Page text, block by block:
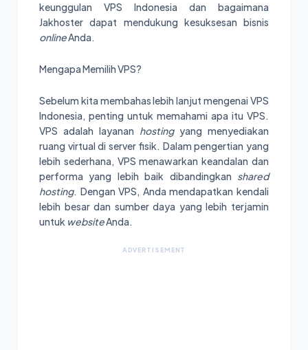
keunggulan VPS Indonesia dan bagaimana
Jakhoster dapat mendukung kesuksesan bisnis
onlineAnda.
Mengapa Memilih VPS?
Sebelum kita membahas lebih lanjut mengenai VPS
Indonesia, penting untuk memahami apa itu VPS.
VPS adalah layanan hostingyang menyediakan
ruang virtual di server fisik. Dalam pengertian yang
lebih sederhana, VPS menawarkan keandalan dan
performa yang lebih baik dibandingkan shared
hosting. Dengan VPS, Anda mendapatkan kendali
lebih besar dan sumber daya yang lebih terjamin
untuk websiteAnda.
ADVERTISEMENT